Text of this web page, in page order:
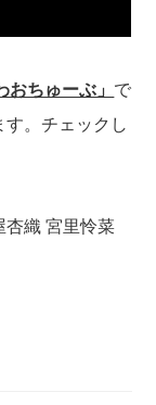
おちゅーぶ」 で
。チェックし
織 宮里怜菜